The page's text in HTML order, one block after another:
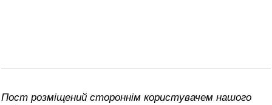
Пост розміщений стороннім користувачем нашого